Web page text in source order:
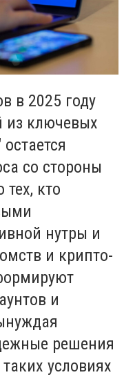
в 2025 году
из ключевых
со стороны
кто
нутры и
и крипто-
и
решения
условиях